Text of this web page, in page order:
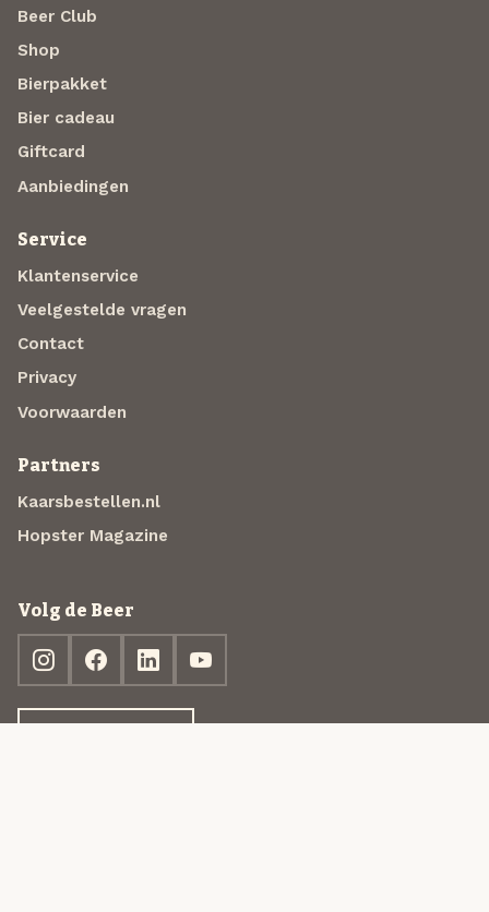
Beer Club
Shop
Bierpakket
Bier cadeau
Giftcard
Aanbiedingen
Service
Klantenservice
Veelgestelde vragen
Contact
Privacy
Voorwaarden
Partners
Kaarsbestellen.nl
Hopster Magazine
Volg de Beer